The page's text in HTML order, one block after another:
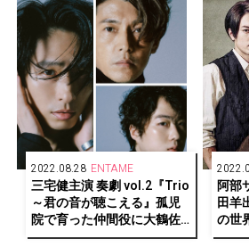
2022.08.28 ENTAME
三宅健主演 奏劇 vol.2『Trio
～君の音が聴こえる』孤児
院で育った仲間役に大鶴佐
助、藤木直人
阿部
田羊
の世
松尾